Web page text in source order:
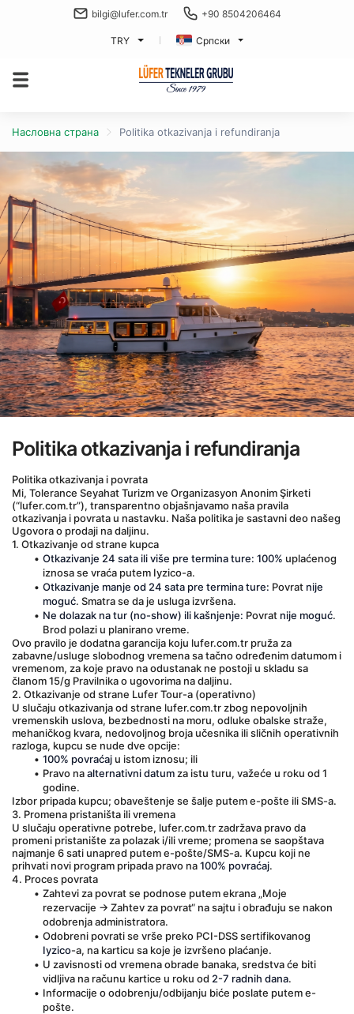
bilgi@lufer.com.tr +90 8504206464
TRY Српски
Насловна страна Politika otkazivanja i refundiranja
Politika otkazivanja i refundiranja
Politika otkazivanja i povrata
Mi, Tolerance Seyahat Turizm ve Organizasyon Anonim Şirketi
(“lufer.com.tr”), transparentno objašnjavamo naša pravila
otkazivanja i povrata u nastavku. Naša politika je sastavni deo našeg
Ugovora o prodaji na daljinu.
1. Otkazivanje od strane kupca
Otkazivanje 24 sata ili više pre termina ture: 100% uplaćenog
iznosa se vraća putem Iyzico-a.
Otkazivanje manje od 24 sata pre termina ture: Povrat nije
moguć. Smatra se da je usluga izvršena.
Ne dolazak na tur (no-show) ili kašnjenje: Povrat nije moguć.
Brod polazi u planirano vreme.
Ovo pravilo je dodatna garancija koju lufer.com.tr pruža za
zabavne/usluge slobodnog vremena sa tačno određenim datumom i
vremenom, za koje pravo na odustanak ne postoji u skladu sa
članom 15/g Pravilnika o ugovorima na daljinu.
2. Otkazivanje od strane Lufer Tour-a (operativno)
U slučaju otkazivanja od strane lufer.com.tr zbog nepovoljnih
vremenskih uslova, bezbednosti na moru, odluke obalske straže,
mehaničkog kvara, nedovoljnog broja učesnika ili sličnih operativnih
razloga, kupcu se nude dve opcije:
100% povraćaj u istom iznosu; ili
Pravo na alternativni datum za istu turu, važeće u roku od 1
godine.
Izbor pripada kupcu; obaveštenje se šalje putem e-pošte ili SMS-a.
3. Promena pristaništa ili vremena
U slučaju operativne potrebe, lufer.com.tr zadržava pravo da
promeni pristanište za polazak i/ili vreme; promena se saopštava
najmanje 6 sati unapred putem e-pošte/SMS-a. Kupcu koji ne
prihvati novi program pripada pravo na 100% povraćaj.
4. Proces povrata
Zahtevi za povrat se podnose putem ekrana „Moje
rezervacije → Zahtev za povrat“ na sajtu i obrađuju se nakon
odobrenja administratora.
Odobreni povrati se vrše preko PCI-DSS sertifikovanog
Iyzico-a, na karticu sa koje je izvršeno plaćanje.
U zavisnosti od vremena obrade banaka, sredstva će biti
vidljiva na računu kartice u roku od 2-7 radnih dana.
Informacije o odobrenju/odbijanju biće poslate putem e-
pošte.